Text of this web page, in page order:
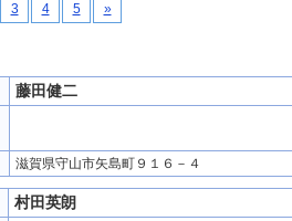
3 4 5 »
藤田健二
滋賀県守山市矢島町９１６－４
村田英朗